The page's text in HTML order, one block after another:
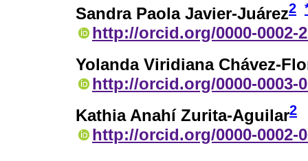
Sandra Paola Javier-Juárez2
http://orcid.org/0000-0002-
Yolanda Viridiana Chávez-
http://orcid.org/0000-0003-
Kathia Anahí Zurita-Aguilar2
http://orcid.org/0000-0002-